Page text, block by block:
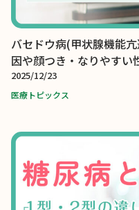
バセドウ病(甲状腺機能
因や顔つき・なりやすい
2025/12/23
医療トピックス